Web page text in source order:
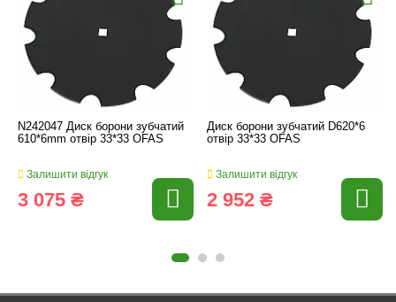
N242047 Диск борони зубчатий
610*6mm отвір 33*33 OFAS
Залишити відгук
3 075 ₴
Диск борони зубчатий D620*6
отвір 33*33 OFAS
Залишити відгук
2 952 ₴